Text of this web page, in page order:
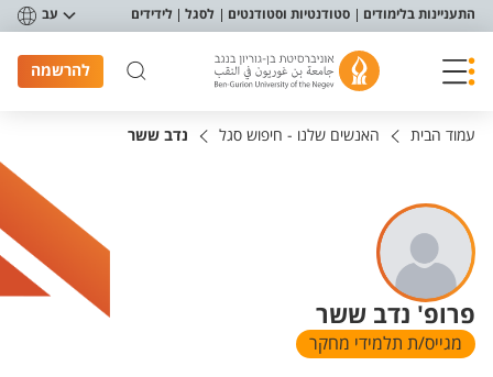
תפריט נגישות
התעניינות בלימודים סטודנטיות וסטודנטים לסגל לידידים עב
להרשמה
עמוד הבית האנשים שלנו - חיפוש סגל נדב ששר
פרופ' נדב ששר
מגייס/ת תלמידי מחקר